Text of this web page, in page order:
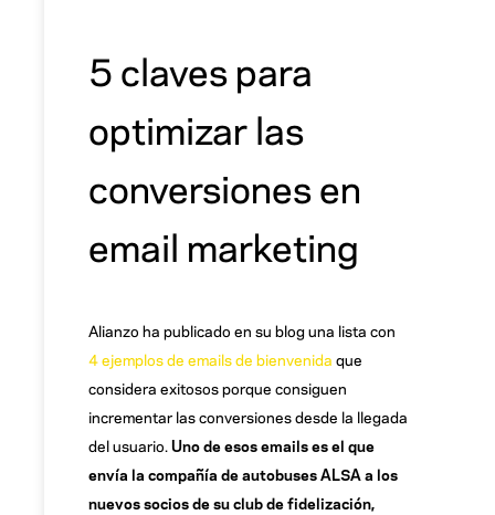
5 claves para
optimizar las
conversiones en
email marketing
Alianzo ha publicado en su blog una lista con
4 ejemplos de emails de bienvenida que
considera exitosos porque consiguen
incrementar las conversiones desde la llegada
del usuario.Uno de esos emails es el que
envía la compañía de autobuses ALSA a los
nuevos socios de su club de fidelización,